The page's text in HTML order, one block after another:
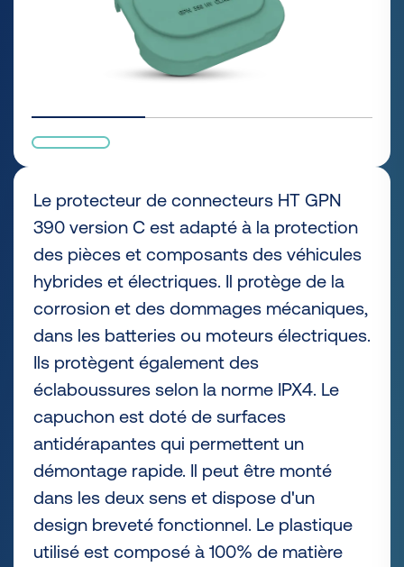
Le protecteur de connecteurs HT GPN
390 version C est adapté à la protection
des pièces et composants des véhicules
hybrides et électriques. Il protège de la
corrosion et des dommages mécaniques,
dans les batteries ou moteurs électriques.
Ils protègent également des
éclaboussures selon la norme IPX4. Le
capuchon est doté de surfaces
antidérapantes qui permettent un
démontage rapide. Il peut être monté
dans les deux sens et dispose d'un
design breveté fonctionnel. Le plastique
utilisé est composé à 100% de matière